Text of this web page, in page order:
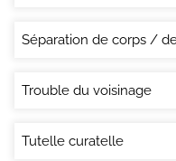
Séparation de corps /
Trouble du voisinage
Tutelle curatelle